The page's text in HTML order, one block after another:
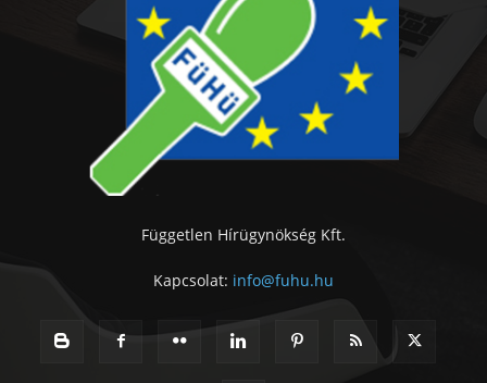
Független Hírügynökség Kft.
Kapcsolat: info@fuhu.hu